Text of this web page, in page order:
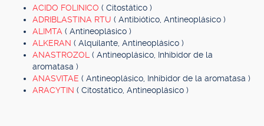
ACIDO FOLINICO ( Citostático )
ADRIBLASTINA RTU ( Antibiótico, Antineoplásico )
ALIMTA ( Antineoplásico )
ALKERAN ( Alquilante, Antineoplásico )
ANASTROZOL ( Antineoplásico, Inhibidor de la
aromatasa )
ANASVITAE ( Antineoplásico, Inhibidor de la aromatasa )
ARACYTIN ( Citostático, Antineoplásico )